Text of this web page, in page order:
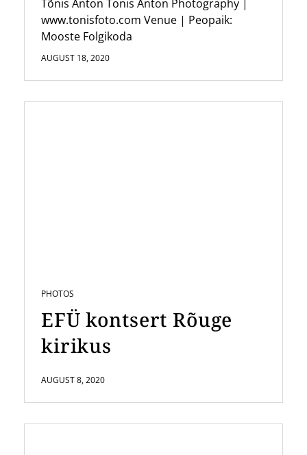
Tõnis Anton Tonis Anton Photography |
www.tonisfoto.com Venue | Peopaik:
Mooste Folgikoda
AUGUST 18, 2020
PHOTOS
EFÜ kontsert Rõuge
kirikus
AUGUST 8, 2020